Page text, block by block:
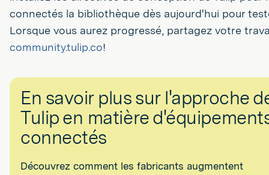
connectés la bibliothèque dès aujourd'hui pour
Lorsque vous aurez progressé, partagez votre
community.tulip.co!
En savoir plus sur l'approche
Tulip en matière
connectés
Découvrez comment les fabricants augmentent